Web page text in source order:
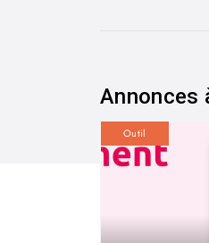
Annonces
Outil